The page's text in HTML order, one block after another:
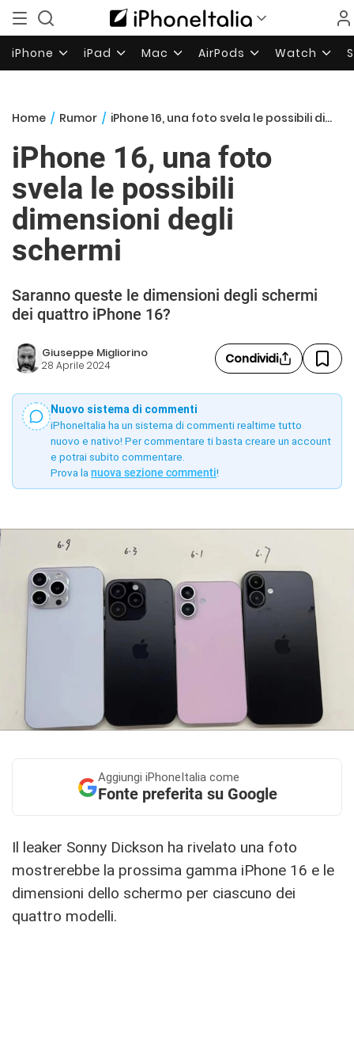
iPhone iPad Mac AirPods Watch
Home / Rumor / iPhone 16, una foto svela le possibili dimensioni degli schermi
iPhone 16, una foto
svela le possibili
dimensioni degli
schermi
Saranno queste le dimensioni degli schermi
dei quattro iPhone 16?
Giuseppe Migliorino
28 Aprile 2024 Condividi
Nuovo sistema di commenti
iPhoneItalia ha un sistema di commenti realtime tutto
nuovo e nativo! Per commentare ti basta creare un account
e potrai subito commentare.
Prova la nuova sezione commenti!
Aggiungi iPhoneItalia come
Fonte preferita su Google
Il leaker Sonny Dickson ha rivelato una foto
mostrerebbe la prossima gamma iPhone 16 e le
dimensioni dello schermo per ciascuno dei
quattro modelli.